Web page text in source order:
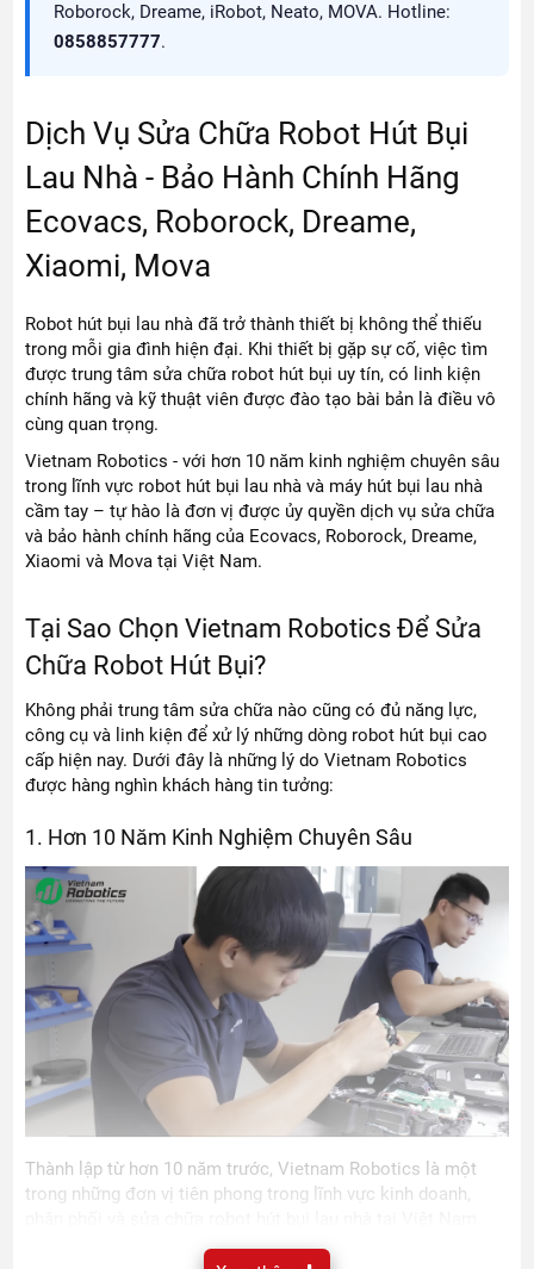
Roborock, Dreame, iRobot, Neato, MOVA. Hotline:
0858857777.
Dịch Vụ Sửa Chữa Robot Hút Bụi
Lau Nhà - Bảo Hành Chính Hãng
Ecovacs, Roborock, Dreame,
Xiaomi, Mova
Robot hút bụi lau nhà đã trở thành thiết bị không thể thiếu
trong mỗi gia đình hiện đại. Khi thiết bị gặp sự cố, việc tìm
được trung tâm sửa chữa robot hút bụi uy tín, có linh kiện
chính hãng và kỹ thuật viên được đào tạo bài bản là điều vô
cùng quan trọng.
Vietnam Robotics - với hơn 10 năm kinh nghiệm chuyên sâu
trong lĩnh vực robot hút bụi lau nhà và máy hút bụi lau nhà
cầm tay – tự hào là đơn vị được ủy quyền dịch vụ sửa chữa
và bảo hành chính hãng của Ecovacs, Roborock, Dreame,
Xiaomi và Mova tại Việt Nam.
Tại Sao Chọn Vietnam Robotics Để Sửa
Chữa Robot Hút Bụi?
Không phải trung tâm sửa chữa nào cũng có đủ năng lực,
công cụ và linh kiện để xử lý những dòng robot hút bụi cao
cấp hiện nay. Dưới đây là những lý do Vietnam Robotics
được hàng nghìn khách hàng tin tưởng:
1. Hơn 10 Năm Kinh Nghiệm Chuyên Sâu
Thành lập từ hơn 10 năm trước, Vietnam Robotics là một
trong những đơn vị tiên phong trong lĩnh vực kinh doanh,
Trải qua hơn một thập kỷ phục vụ, chúng tôi đã tiếp nhận và